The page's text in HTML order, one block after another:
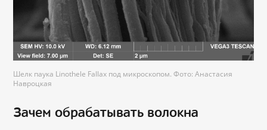
Шелк паука Linothele Fallax под микроскопом. Фото: Анастасия
Навроцкая
Зачем обрабатывать волокна